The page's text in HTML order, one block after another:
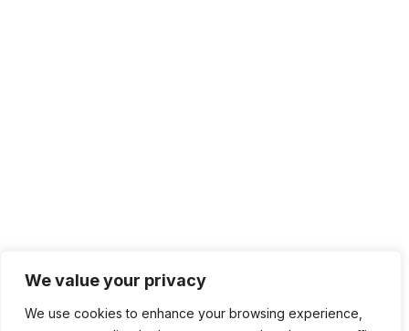
We value your privacy
We use cookies to enhance your browsing experience,